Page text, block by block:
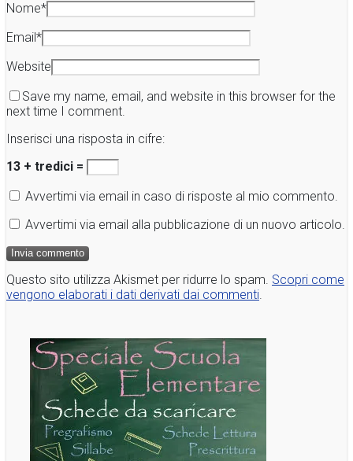
Nome*
Email*
Website
Save my name, email, and website in this browser for the
next time I comment.
Inserisci una risposta in cifre:
13 + tredici =
Avvertimi via email in caso di risposte al mio commento.
Avvertimi via email alla pubblicazione di un nuovo articolo.
Questo sito utilizza Akismet per ridurre lo spam. Scopri come
vengono elaborati i dati derivati dai commenti.